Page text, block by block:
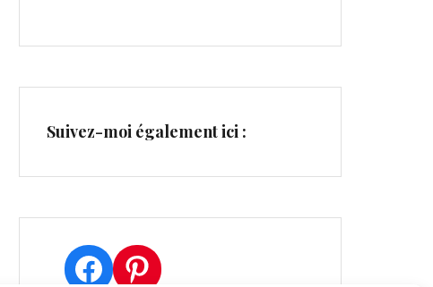
Suivez-moi également ici :
Facebook
Pinterest